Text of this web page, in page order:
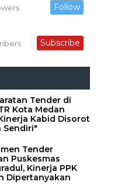
Follow
Subscribe
Tender di
Kota Medan
Kabid Disorot
Sendiri"
Tender
Puskesmas
Kinerja PPK
Dipertanyakan